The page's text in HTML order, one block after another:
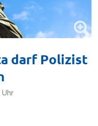
darf Polizist
Uhr